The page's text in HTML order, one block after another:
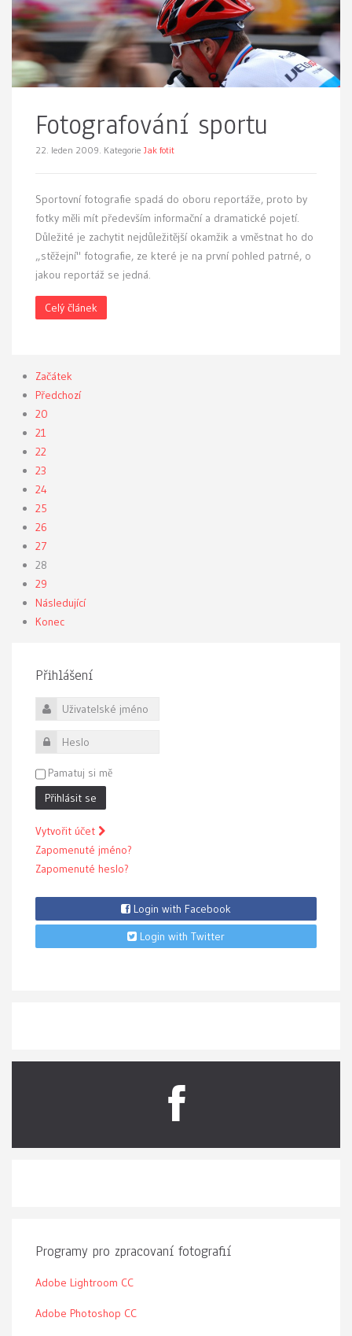
Fotografování sportu
22. leden 2009. Kategorie Jak fotit
Sportovní fotografie spadá do oboru reportáže, proto by
fotky měli mít především informační a dramatické pojetí.
Důležité je zachytit nejdůležitější okamžik a vměstnat ho do
„stěžejní" fotografie, ze které je na první pohled patrné, o
jakou reportáž se jedná.
Celý článek
Začátek
Předchozí
20
21
22
23
24
25
26
27
28
29
Následující
Konec
Přihlášení
Uživatelské jméno
Heslo
Pamatuj si mě
Přihlásit se
Vytvořit účet
Zapomenuté jméno?
Zapomenuté heslo?
Login with Facebook
Login with Twitter
Programy pro zpracovaní fotografií
Adobe Lightroom CC
Adobe Photoshop CC